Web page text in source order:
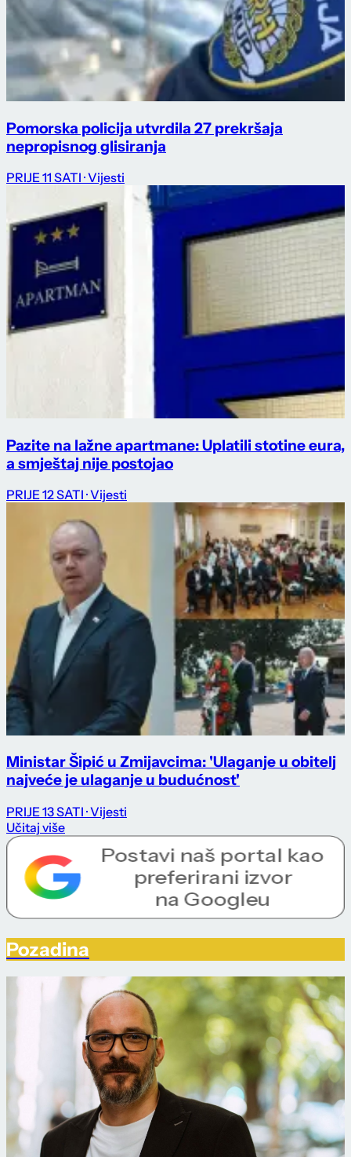
Pomorska policija utvrdila 27 prekršaja
nepropisnog glisiranja
PRIJE 11 SATI · Vijesti
Pazite na lažne apartmane: Uplatili stotine eura,
a smještaj nije postojao
PRIJE 12 SATI · Vijesti
Ministar Šipić u Zmijavcima: 'Ulaganje u obitelj
najveće je ulaganje u budućnost'
PRIJE 13 SATI · Vijesti
Učitaj više
Pozadina